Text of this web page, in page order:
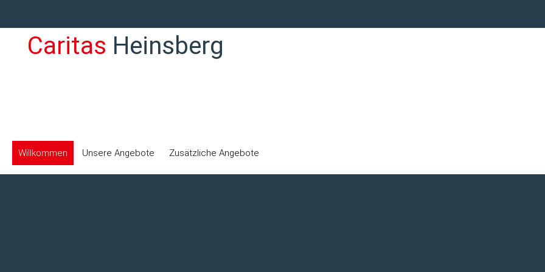
Caritas Heinsberg
Willkommen Unsere Angebote Zusätzliche Angebote
Wegberg